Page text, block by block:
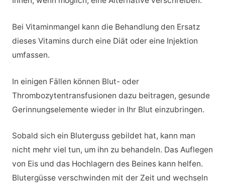
Bei Vitaminmangel kann die Behandlung den Ersatz
dieses Vitamins durch eine Diät oder eine Injektion
umfassen.
In einigen Fällen können Blut- oder
Thrombozytentransfusionen dazu beitragen, gesunde
Gerinnungselemente wieder in Ihr Blut einzubringen.
Sobald sich ein Bluterguss gebildet hat, kann man
nicht mehr viel tun, um ihn zu behandeln. Das Auflegen
von Eis und das Hochlagern des Beines kann helfen.
Blutergüsse verschwinden mit der Zeit und wechseln